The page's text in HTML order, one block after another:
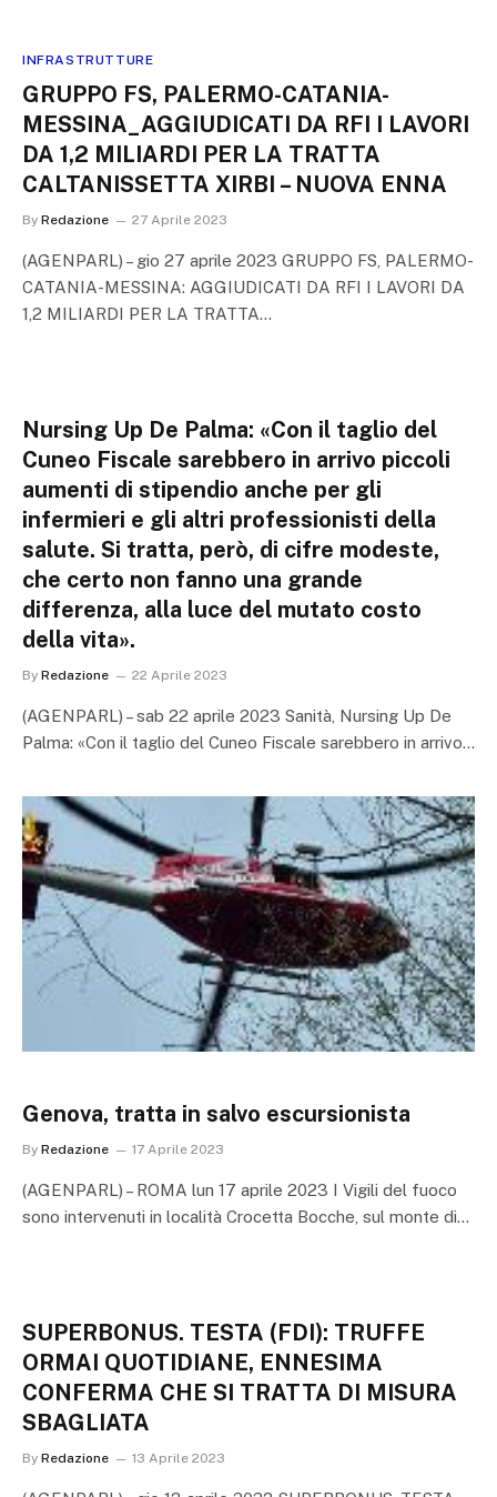
INFRASTRUTTURE
GRUPPO FS, PALERMO-CATANIA-
MESSINA_AGGIUDICATI DA RFI I LAVORI
DA 1,2 MILIARDI PER LA TRATTA
CALTANISSETTA XIRBI – NUOVA ENNA
By Redazione 27 Aprile 2023
(AGENPARL) – gio 27 aprile 2023 GRUPPO FS, PALERMO-
CATANIA-MESSINA: AGGIUDICATI DA RFI I LAVORI DA
1,2 MILIARDI PER LA TRATTA…
Nursing Up De Palma: «Con il taglio del
Cuneo Fiscale sarebbero in arrivo piccoli
aumenti di stipendio anche per gli
infermieri e gli altri professionisti della
salute. Si tratta, però, di cifre modeste,
che certo non fanno una grande
differenza, alla luce del mutato costo
della vita».
By Redazione 22 Aprile 2023
(AGENPARL) – sab 22 aprile 2023 Sanità, Nursing Up De
Palma: «Con il taglio del Cuneo Fiscale sarebbero in arrivo…
Genova, tratta in salvo escursionista
By Redazione 17 Aprile 2023
(AGENPARL) – ROMA lun 17 aprile 2023 I Vigili del fuoco
sono intervenuti in località Crocetta Bocche, sul monte di…
SUPERBONUS. TESTA (FDI): TRUFFE
ORMAI QUOTIDIANE, ENNESIMA
CONFERMA CHE SI TRATTA DI MISURA
SBAGLIATA
By Redazione 13 Aprile 2023